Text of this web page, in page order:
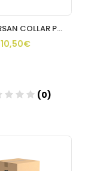
MENFORSAN COLLAR PERROS GATOS
10,50€
(0)